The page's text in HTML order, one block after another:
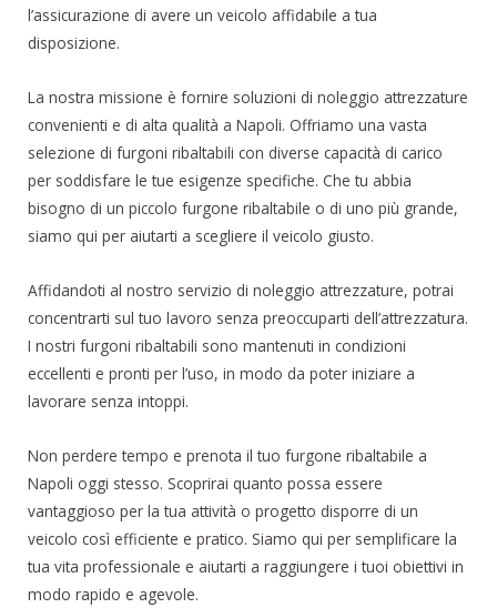
l’assicurazione di avere un veicolo affidabile a tua
disposizione.
La nostra missione è fornire soluzioni di noleggio attrezzature
convenienti e di alta qualità a Napoli. Offriamo una vasta
selezione di furgoni ribaltabili con diverse capacità di carico
per soddisfare le tue esigenze specifiche. Che tu abbia
bisogno di un piccolo furgone ribaltabile o di uno più grande,
siamo qui per aiutarti a scegliere il veicolo giusto.
Affidandoti al nostro servizio di noleggio attrezzature, potrai
concentrarti sul tuo lavoro senza preoccuparti dell’attrezzatura.
I nostri furgoni ribaltabili sono mantenuti in condizioni
eccellenti e pronti per l’uso, in modo da poter iniziare a
lavorare senza intoppi.
Non perdere tempo e prenota il tuo furgone ribaltabile a
Napoli oggi stesso. Scoprirai quanto possa essere
vantaggioso per la tua attività o progetto disporre di un
veicolo così efficiente e pratico. Siamo qui per semplificare la
tua vita professionale e aiutarti a raggiungere i tuoi obiettivi in
modo rapido e agevole.